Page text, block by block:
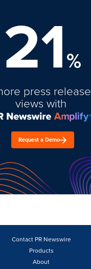
21%
press release
views with
Request a Demo
Contact PR Newswire
Products
About